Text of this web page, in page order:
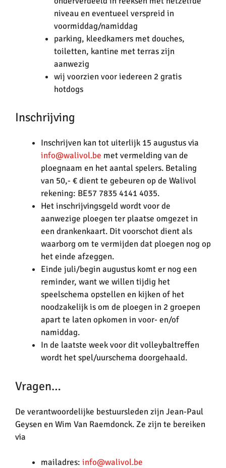
niveau en eventueel verspreid in
voormiddag/namiddag
parking, kleedkamers met douches,
toiletten, kantine met terras zijn
aanwezig
wij voorzien voor iedereen 2 gratis
hotdogs
Inschrijving
Inschrijven kan tot uiterlijk 15 augustus via
info@walivol.be met vermelding van de
ploegnaam en het aantal spelers. Betaling
van 50,- € dient te gebeuren op de Walivol
rekening: BE57 7835 4141 4035.
Het inschrijvingsgeld wordt voor de
aanwezige ploegen ter plaatse omgezet in
een drankenkaart. Dit voorschot dient als
waarborg om te vermijden dat ploegen nog op
het einde afzeggen.
Einde juli/begin augustus komt er nog een
reminder, want we willen tijdig het
speelschema opstellen en kijken of het
noodzakelijk is om de ploegen in 2 groepen
apart te laten opkomen in voor- en/of
namiddag.
In de laatste week voor dit volleybaltreffen
wordt het spel/uurschema doorgehaald.
Vragen…
De verantwoordelijke bestuursleden zijn Jean-Paul
Geysen en Wim Van Raemdonck. Ze zijn te bereiken
via
mailadres: info@walivol.be